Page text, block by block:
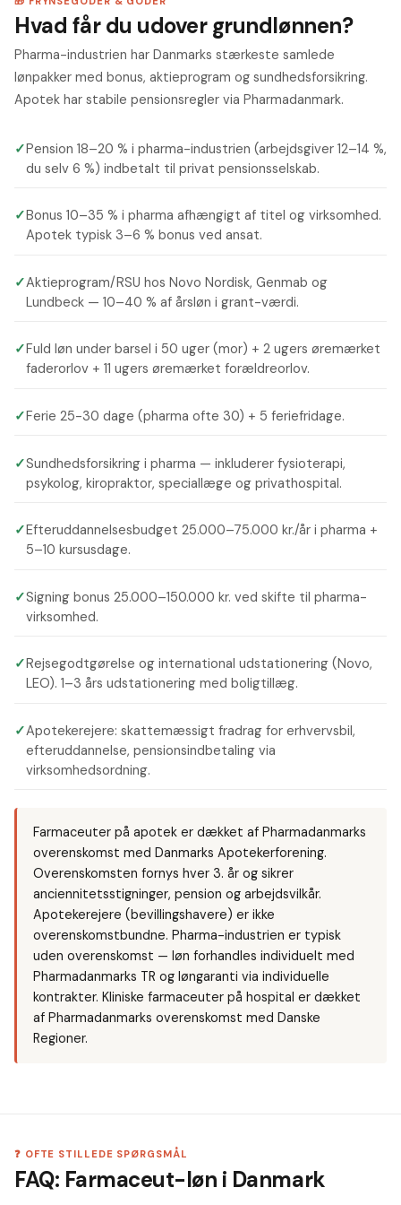
Hvad får du udover grundlønnen?
Pharma-industrien har Danmarks stærkeste samlede
lønpakker med bonus, aktieprogram og sundhedsforsikring.
Apotek har stabile pensionsregler via Pharmadanmark.
✓Pension 18–20 % i pharma-industrien (arbejdsgiver 12–14 %,
du selv 6 %) indbetalt til privat pensionsselskab.
✓Bonus 10–35 % i pharma afhængigt af titel og virksomhed.
Apotek typisk 3–6 % bonus ved ansat.
✓Aktieprogram/RSU hos Novo Nordisk, Genmab og
Lundbeck — 10–40 % af årsløn i grant-værdi.
✓Fuld løn under barsel i 50 uger (mor) + 2 ugers øremærket
faderorlov + 11 ugers øremærket forældreorlov.
✓Ferie 25-30 dage (pharma ofte 30) + 5 feriefridage.
✓Sundhedsforsikring i pharma — inkluderer fysioterapi,
psykolog, kiropraktor, speciallæge og privathospital.
✓Efteruddannelsesbudget 25.000–75.000 kr./år i pharma +
5–10 kursusdage.
✓Signing bonus 25.000–150.000 kr. ved skifte til pharma-
virksomhed.
✓Rejsegodtgørelse og international udstationering (Novo,
LEO). 1–3 års udstationering med boligtillæg.
✓Apotekerejere: skattemæssigt fradrag for erhvervsbil,
efteruddannelse, pensionsindbetaling via
virksomhedsordning.
Farmaceuter på apotek er dækket af Pharmadanmarks
overenskomst med Danmarks Apotekerforening.
Overenskomsten fornys hver 3. år og sikrer
anciennitetsstigninger, pension og arbejdsvilkår.
Apotekerejere (bevillingshavere) er ikke
overenskomstbundne. Pharma-industrien er typisk
uden overenskomst — løn forhandles individuelt med
Pharmadanmarks TR og løngaranti via individuelle
kontrakter. Kliniske farmaceuter på hospital er dækket
af Pharmadanmarks overenskomst med Danske
Regioner.
❓ OFTE STILLEDE SPØRGSMÅL
FAQ: Farmaceut-løn i Danmark